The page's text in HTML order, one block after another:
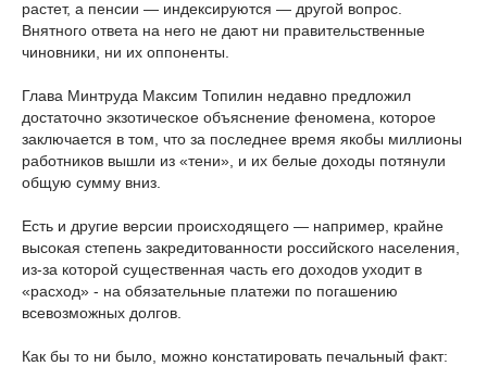
растет, а пенсии — индексируются — другой вопрос.
Внятного ответа на него не дают ни правительственные
чиновники, ни их оппоненты.
Глава Минтруда Максим Топилин недавно предложил
достаточно экзотическое объяснение феномена, которое
заключается в том, что за последнее время якобы миллионы
работников вышли из «тени», и их белые доходы потянули
общую сумму вниз.
Есть и другие версии происходящего — например, крайне
высокая степень закредитованности российского населения,
из-за которой существенная часть его доходов уходит в
«расход» - на обязательные платежи по погашению
всевозможных долгов.
Как бы то ни было, можно констатировать печальный факт: